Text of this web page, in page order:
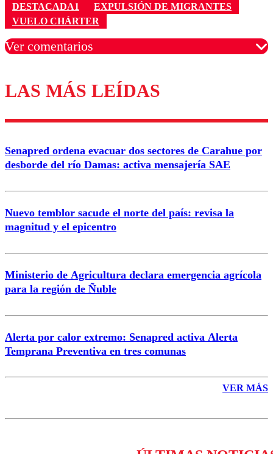
DESTACADA1
EXPULSIÓN DE MIGRANTES
VUELO CHÁRTER
Ver comentarios
Los comentarios son moderados para garantizar un
diálogo respetuoso.
Correo
LAS MÁS LEÍDAS
Senapred ordena evacuar dos sectores de Carahue por
desborde del río Damas: activa mensajería SAE
Nuevo temblor sacude el norte del país: revisa la
magnitud y el epicentro
Ministerio de Agricultura declara emergencia agrícola
para la región de Ñuble
Alerta por calor extremo: Senapred activa Alerta
Temprana Preventiva en tres comunas
VER MÁS